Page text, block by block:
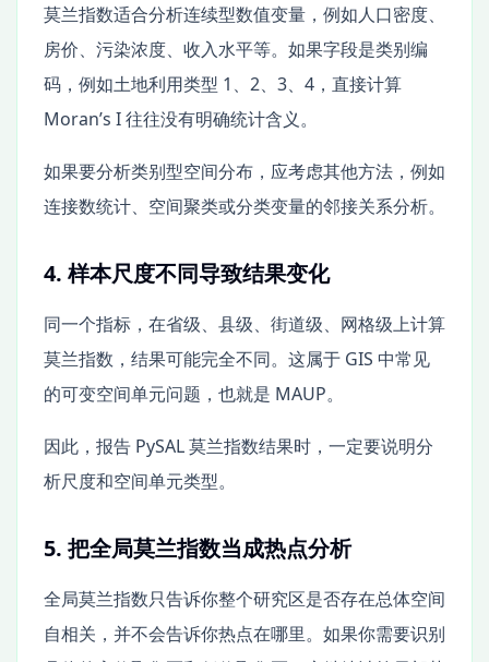
莫兰指数适合分析连续型数值变量，例如人口密度、
房价、污染浓度、收入水平等。如果字段是类别编
码，例如土地利用类型 1、2、3、4，直接计算
Moran’s I 往往没有明确统计含义。
如果要分析类别型空间分布，应考虑其他方法，例如
连接数统计、空间聚类或分类变量的邻接关系分析。
4. 样本尺度不同导致结果变化
同一个指标，在省级、县级、街道级、网格级上计算
莫兰指数，结果可能完全不同。这属于 GIS 中常见
的可变空间单元问题，也就是 MAUP。
因此，报告 PySAL 莫兰指数结果时，一定要说明分
析尺度和空间单元类型。
5. 把全局莫兰指数当成热点分析
全局莫兰指数只告诉你整个研究区是否存在总体空间
自相关，并不会告诉你热点在哪里。如果你需要识别